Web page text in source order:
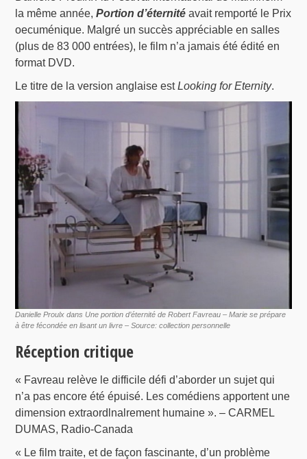
la même année,Portion d’éternité avait remporté le Prix
oecuménique. Malgré un succès appréciable en salles
(plus de 83 000 entrées), le film n’a jamais été édité en
format DVD.
Le titre de la version anglaise estLooking for Eternity.
Danielle Proulx dans Une portion d’éternité de Robert Favreau – Marie se prépare
à être fécondée en lisant un livre – Source: collection personnelle
Réception critique
« Favreau relève le difficile défi d’aborder un sujet qui
n’a pas encore été épuisé. Les comédiens apportent une
dimension extraordlnalrement humaine ». – CARMEL
DUMAS, Radio-Canada
« Le film traite, et de façon fascinante, d’un problème